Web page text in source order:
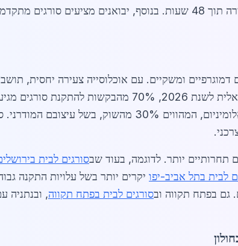
ומשקיים. עם אוכלוסייה צעירה יחסית,
תחרותיים יותר. לדוגמה, בעוד שבסורגים לבית
לבית בתל אביב-יפו יקרים יותר בשל עלויות התקנה
גם בפתח תקווה ובסורגים לבית בפתח תקווה, ובנתניה